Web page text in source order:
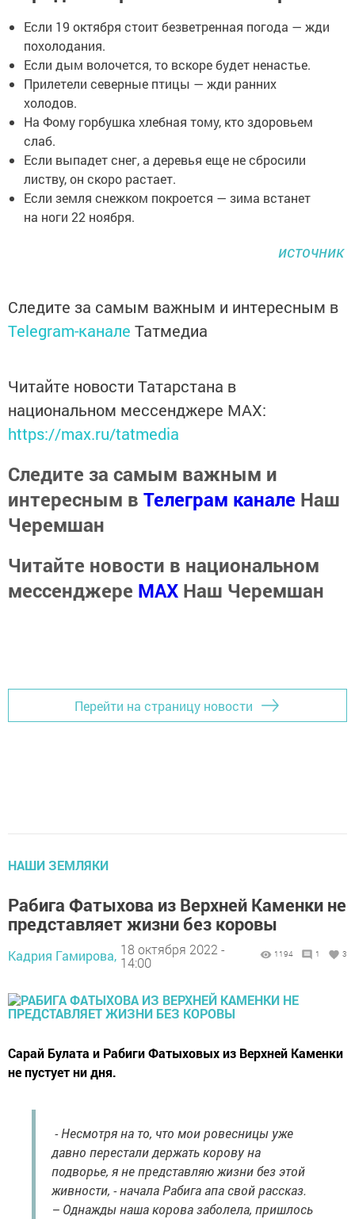
Если 19 октября стоит безветренная погода — жди
похолодания.
Если дым волочется, то вскоре будет ненастье.
Прилетели северные птицы — жди ранних
холодов.
На Фому горбушка хлебная тому, кто здоровьем
слаб.
Если выпадет снег, а деревья еще не сбросили
листву, он скоро растает.
Если земля снежком покроется — зима встанет
на ноги 22 ноября.
источник
Следите за самым важным и интересным в
Telegram-канале Татмедиа
Читайте новости Татарстана в
национальном мессенджере MАХ:
https://max.ru/tatmedia
Следите за самым важным и
интересным в Телеграм канале Наш
Черемшан
Читайте новости в национальном
мессенджере MАХ Наш Черемшан
Перейти на страницу новости
НАШИ ЗЕМЛЯКИ
Рабига Фатыхова из Верхней Каменки не
представляет жизни без коровы
Кадрия Гамирова, 18 октября 2022 -
14:00
1194 1 3
Сарай Булата и Рабиги Фатыховых из Верхней Каменки
не пустует ни дня.
- Несмотря на то, что мои ровесницы уже
давно перестали держать корову на
подворье, я не представляю жизни без этой
живности, - начала Рабига апа свой рассказ.
– Однажды наша корова заболела, пришлось